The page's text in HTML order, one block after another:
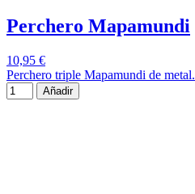
Perchero Mapamundi
10,95 €
Perchero triple Mapamundi de metal.
Añadir